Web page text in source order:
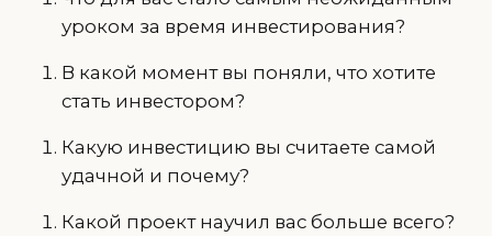
уроком за время инвестирования?
В какой момент вы поняли, что хотите
стать инвестором?
Какую инвестицию вы считаете самой
удачной и почему?
Какой проект научил вас больше всего?